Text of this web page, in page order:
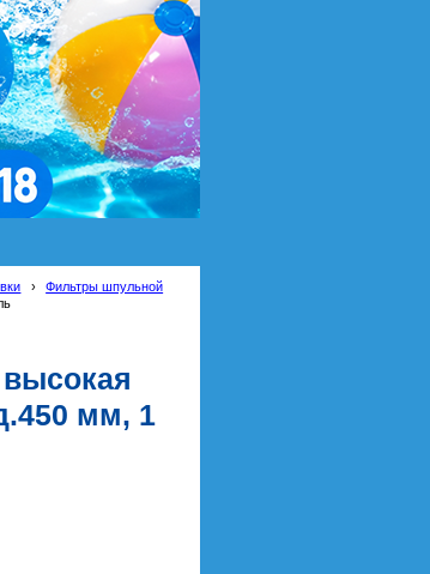
›
Фильтры шпульной
мм, 1